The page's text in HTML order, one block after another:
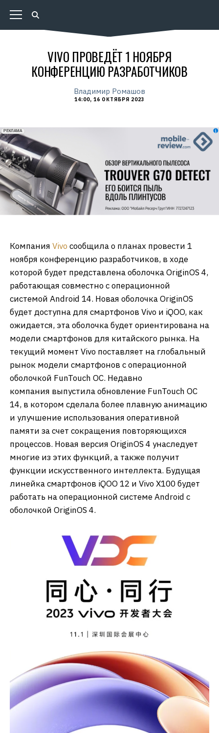
VIVO ПРОВЕДЁТ 1 НОЯБРЯ
КОНФЕРЕНЦИЮ РАЗРАБОТЧИКОВ
Владимир Ромашов
14:00, 16 ОКТЯБРЯ 2023
erid: 2VfnxxmNzs5
РЕКЛАМА
Компания Vivoсообщила о планах провести 1
ноября конференцию разработчиков, в ходе
которой будет представлена оболочка OriginOS 4,
работающая совместно с операционной
системой Android 14. Новая оболочка OriginOS
будет доступна для смартфонов Vivo и iQOO, как
ожидается, эта оболочка будет ориентирована на
модели смартфонов для китайского рынка. На
текущий момент Vivo поставляет на глобальный
рынок модели смартфонов с операционной
оболочкой FunTouch OC. Недавно
компания выпустила обновление FunTouch OC
14, в котором сделала более плавную анимацию
и улучшение использования оперативной
памяти за счет сокращения повторяющихся
процессов. Новая версия OriginOS 4 унаследует
многие из этих функций, а также получит
функции искусственного интеллекта. Будущая
линейка смартфонов iQOO 12 и Vivo X100 будет
работать на операционной системе Android с
оболочкой OriginOS 4.